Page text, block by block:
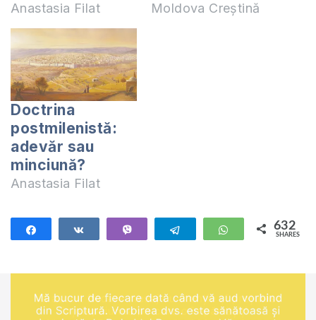
Anastasia Filat Moldova Creștină
Doctrina
postmilenistă:
adevăr sau
minciună?
Anastasia Filat
Telegram WhatsApp
632
SHARES